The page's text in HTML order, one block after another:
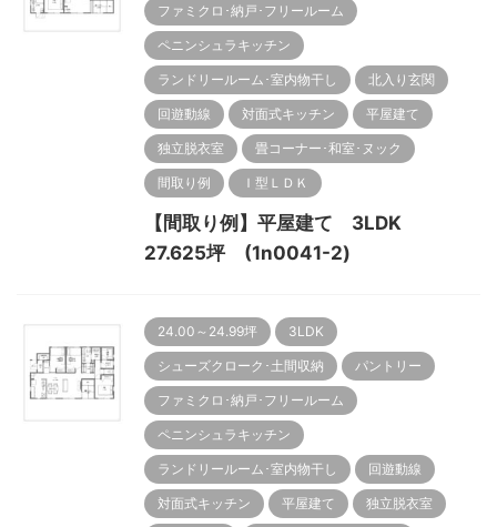
ファミクロ･納戸･フリールーム
ペニンシュラキッチン
ランドリールーム･室内物干し 北入り玄関
回遊動線 対面式キッチン 平屋建て
独立脱衣室 畳コーナー･和室･ヌック
間取り例 Ｉ型ＬＤＫ
【間取り例】平屋建て 3LDK
27.625坪 (1n0041-2)
24.00～24.99坪 3LDK
シューズクローク･土間収納 パントリー
ファミクロ･納戸･フリールーム
ペニンシュラキッチン
ランドリールーム･室内物干し 回遊動線
対面式キッチン 平屋建て 独立脱衣室